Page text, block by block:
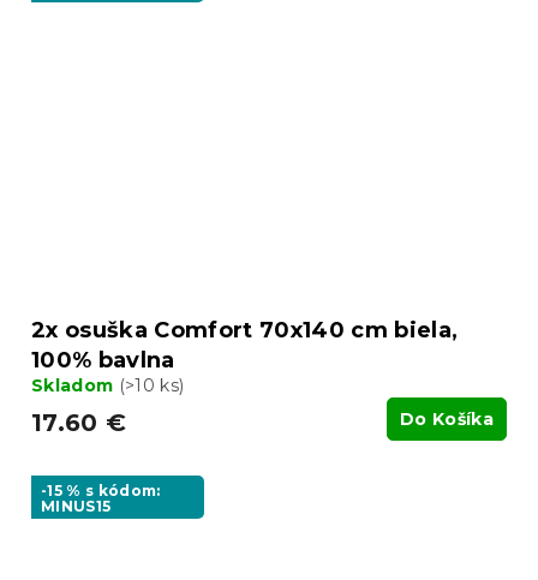
2x osuška Comfort 70x140 cm biela,
100% bavlna
Skladom (>10 ks)
17.60 € Do Košíka
-15 % s kódom:
MINUS15